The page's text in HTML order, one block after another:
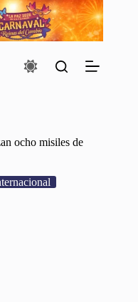
ocho misiles de